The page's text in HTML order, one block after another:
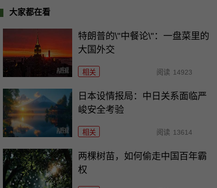
大家都在看
特朗普的\"中餐论\"：一盘菜里的
大国外交
相关 阅读 14923
日本设情报局：中日关系面临严
峻安全考验
相关 阅读 13614
两棵树苗，如何偷走中国百年霸
权